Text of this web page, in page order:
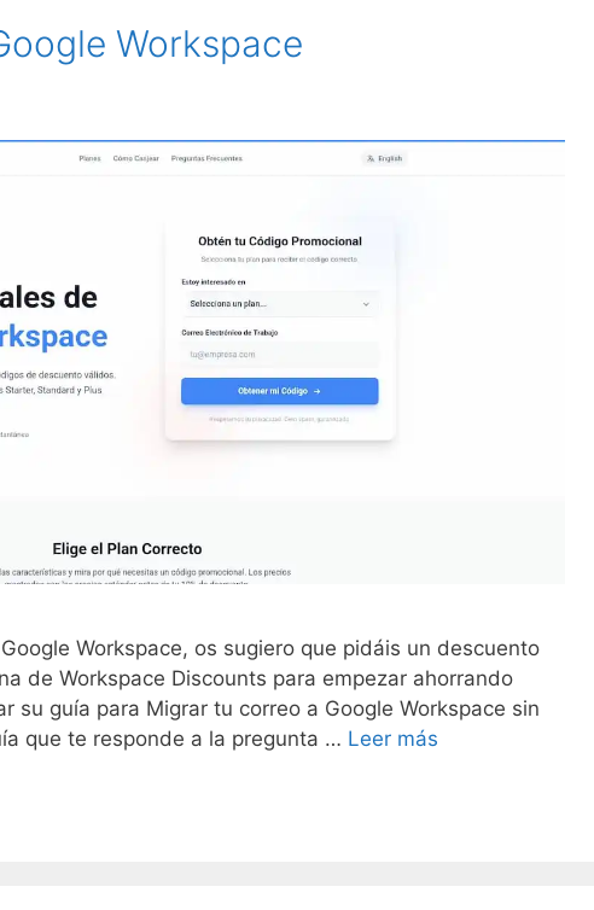
Workspace
Workspace, os sugiero que pidáis un descuento
de Workspace Discounts para empezar ahorrando
su guía para Migrar tu correo a Google Workspace sin
que te responde a la pregunta … Leer más